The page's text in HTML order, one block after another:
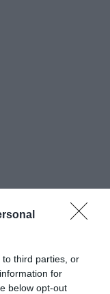
third parties, or
for
below opt-out